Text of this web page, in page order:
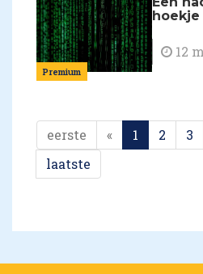
Premium
hoekje
12
eerste « 1 2 3
laatste